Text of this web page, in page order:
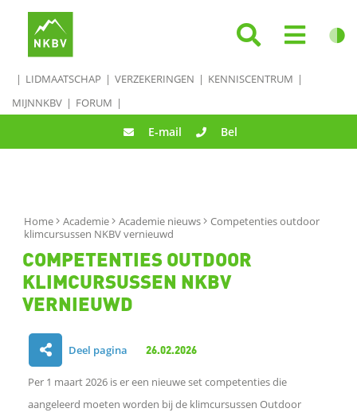
LIDMAATSCHAP VERZEKERINGEN
KENNISCENTRUM
MIJNNKBV
FORUM
E-mail Bel
Home Academie Academie nieuws
Competenties outdoor
klimcursussen NKBV vernieuwd
COMPETENTIES OUTDOOR
KLIMCURSUSSEN NKBV
VERNIEUWD
Deel pagina 26.02.2026
Per 1 maart 2026 is er een nieuwe set competenties die
aangeleerd moeten worden bij de klimcursussen Outdoor